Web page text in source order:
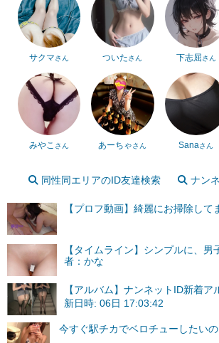
サクマさん ついたさん 下志屈さん
みやこ さん あーちゃさん Sanaさん
同性同エリアのID友達検索 ナン
【プロフ動画】綺麗にお掃除して
【タイムライン】シンプルに、
者：かな
【アルバム】ナンネットID新着
新日時: 06日 17:03:42